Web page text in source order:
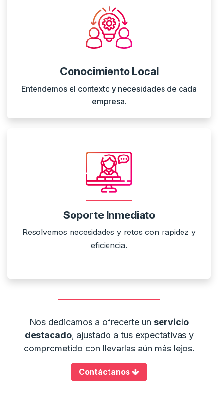
Conocimiento Local
Entendemos el contexto y necesidades de cada
empresa.
Soporte Inmediato
Resolvemos necesidades y retos con rapidez y
eficiencia.
Nos dedicamos a ofrecerte un servicio
destacado, ajustado a tus expectativas y
comprometido con llevarlas aún más lejos.
Contáctanos